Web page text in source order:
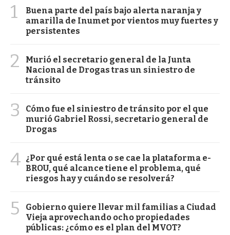
1
Buena parte del país bajo alerta naranja y
amarilla de Inumet por vientos muy fuertes y
persistentes
2
Murió el secretario general de la Junta
Nacional de Drogas tras un siniestro de
tránsito
3
Cómo fue el siniestro de tránsito por el que
murió Gabriel Rossi, secretario general de
Drogas
4 ¿Por qué está lenta o se cae la plataforma e-
BROU, qué alcance tiene el problema, qué
riesgos hay y cuándo se resolverá?
5
Gobierno quiere llevar mil familias a Ciudad
Vieja aprovechando ocho propiedades
públicas: ¿cómo es el plan del MVOT?